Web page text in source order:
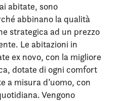
abitate, sono
abbinano la qualità
strategica ad un prezzo
Le abitazioni in
ex novo, con la migliore
dotate di ogni comfort
a misura d’uomo, con
Vengono